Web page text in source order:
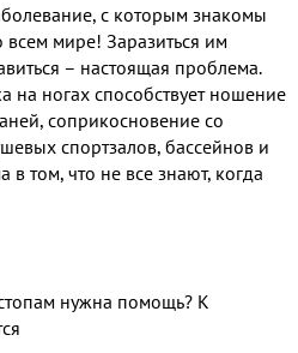
с которым знакомы
мире! Заразиться им
– настоящая проблема.
на ногах способствует ношение
соприкосновение со
спортзалов, бассейнов и
том, что не все знают, когда
нужна помощь? К